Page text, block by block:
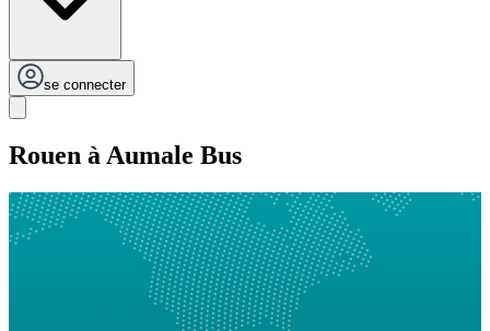
se connecter
Rouen à Aumale Bus